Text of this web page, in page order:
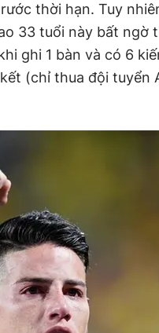
thời hạn. Tuy
33 tuổi này bất ngờ
ghi 1 bàn và có 6
(chỉ thua đội tuyển